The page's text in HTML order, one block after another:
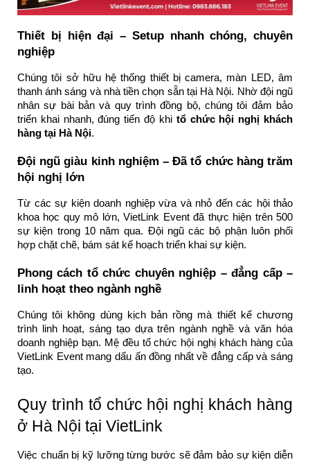
Thiết bị hiện đại – Setup nhanh chóng, chuyên
nghiệp
Chúng tôi sở hữu hệ thống thiết bị camera, màn LED, âm
thanh ánh sáng và nhà tiền chọn sẵn tại Hà Nội. Nhờ đội ngũ
nhân sự bài bản và quy trình đồng bộ, chúng tôi đảm bảo
triển khai nhanh, đúng tiến độ khi tổ chức hội nghị khách
hàng tại Hà Nội.
Đội ngũ giàu kinh nghiệm – Đã tổ chức hàng trăm
hội nghị lớn
Từ các sự kiện doanh nghiệp vừa và nhỏ đến các hội thảo
khoa học quy mô lớn, VietLink Event đã thực hiện trên 500
sự kiện trong 10 năm qua. Đội ngũ các bộ phận luôn phối
hợp chặt chẽ, bám sát kế hoạch triển khai sự kiện.
Phong cách tổ chức chuyên nghiệp – đẳng cấp –
linh hoạt theo ngành nghề
Chúng tôi không dùng kịch bản rồng mà thiết kế chương
trình linh hoạt, sáng tạo dựa trên ngành nghề và văn hóa
doanh nghiệp bạn. Mệ đều tổ chức hội nghị khách hàng của
VietLink Event mang dấu ấn đồng nhất về đẳng cấp và sáng
tạo.
Quy trình tổ chức hội nghị khách hàng
ở Hà Nội tại VietLink
Việc chuẩn bị kỹ lưỡng từng bước sẽ đảm bảo sự kiện diễn